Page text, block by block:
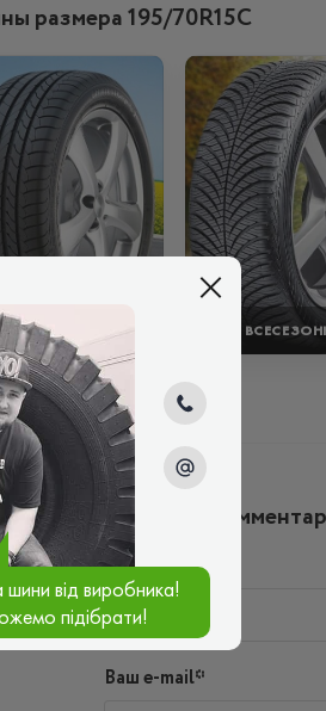
размера 195/70R15C
ЛІТНІ
Написать
Имя*
Ваш e-mail*
шини від виробника!
підібрати!